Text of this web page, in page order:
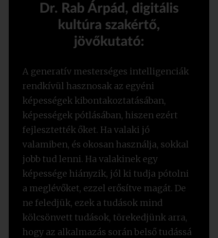
Dr. Rab Árpád, digitális
kultúra szakértő,
jövőkutató:
A generatív mesterséges intelligenciák
rendkívül hasznosak az egyéni
képességek kibontakoztatásában,
képességek pótlásában, hiszen ezért
fejlesztették őket. Ha valaki jó
valamiben, és okosan használja, sokkal
jobb tud lenni. Ha valakinek egy
képessége hiányzik, jól ki tudja pótolni
a meglévőket, ezzel erősítve magát. De
ne feledjük, ezek a tudások mind
kölcsönvett tudások, törekedjünk arra,
hogy az alkalmazás során belső tudássá